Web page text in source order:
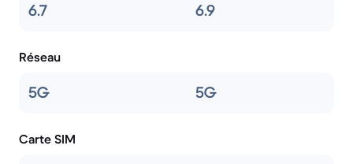
6.7 6.9
Réseau
5G 5G
Carte SIM